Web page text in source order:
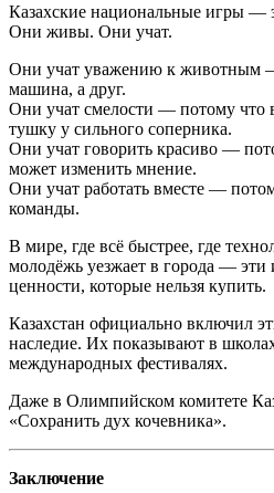
Казахские национальные игры —
Они живы. Они учат.
Они учат уважению к животным
машина, а друг.
Они учат смелости — потому что
тушку у сильного соперника.
Они учат говорить красиво —
может изменить мнение.
Они учат работать вместе —
команды.
В мире, где всё быстрее, где
молодёжь уезжает в города —
ценности, которые нельзя купить.
Казахстан официально включил
наследие. Их показывают в
международных фестивалях.
Даже в Олимпийском комитете
«Сохранить дух кочевника».
Заключение